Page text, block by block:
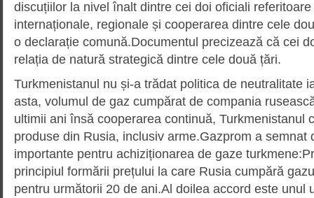
discuțiilor la nivel înalt dintre cei doi oficiali
internaționale, regionale și cooperarea dintre cele
o declarație comună.Documentul precizează că cei
relația de natură strategică dintre cele două țări.
Turkmenistanul nu și-a trădat politica de neutralitate
asta, volumul de gaz cumpărat de compania
ultimii ani însă cooperarea continuă, Turkmenistanul
produse din Rusia, inclusiv arme.Gazprom a semnat
importante pentru achiziționarea de gaze
principiul formării prețului la care Rusia cumpără
pentru următorii 20 de ani.Al doilea accord este unul